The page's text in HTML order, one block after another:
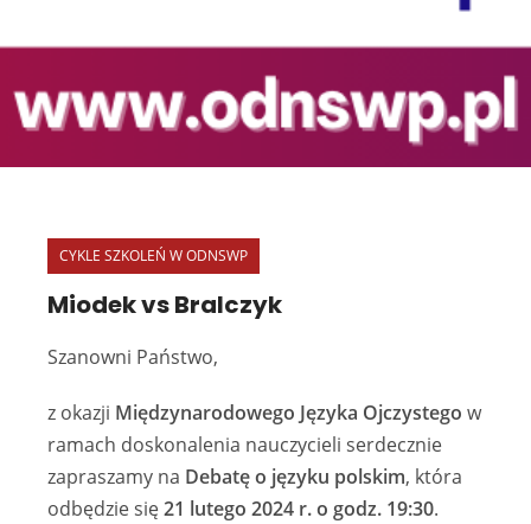
CYKLE SZKOLEŃ W ODNSWP
Miodek vs Bralczyk
Szanowni Państwo,
z okazji Międzynarodowego Języka Ojczystego w
ramach doskonalenia nauczycieli serdecznie
zapraszamy na Debatę o języku polskim, która
odbędzie się21 lutego 2024 r. o godz. 19:30.